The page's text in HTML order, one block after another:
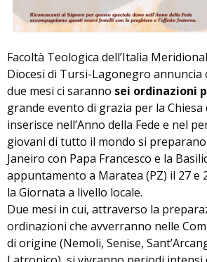
Facoltà Teologica dell’Italia
Diocesi di Tursi-Lagonegro annuncia
due mesi ci saranno sei ordinazioni
grande evento di grazia per la Chiesa
inserisce nell’Anno della Fede e nel
giovani di tutto il mondo si preparano
Janeiro con Papa Francesco e la
appuntamento a Maratea (PZ) il 27 e
la Giornata a livello locale.
Due mesi in cui, attraverso la
ordinazioni che avverranno nelle
di origine (Nemoli, Senise,